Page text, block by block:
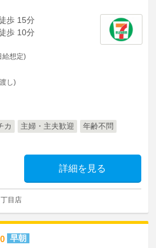
歩 15分
歩 10分
給想定)
し)
カ 主婦・主夫歓迎
年齢不問
詳細を見る
目店
早朝